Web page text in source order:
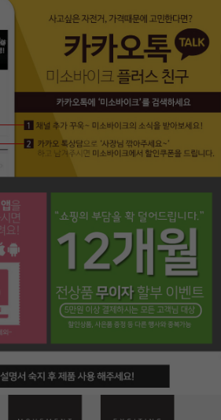
페이코 라이프